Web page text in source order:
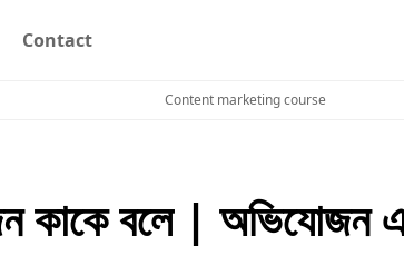
Contact
Content marketing course
কাকে বলে | অভিযোজন